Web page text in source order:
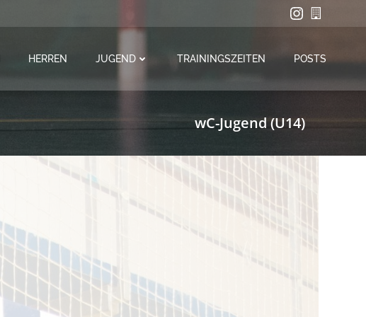
HERREN JUGEND TRAININGSZEITEN POSTS
wC-Jugend (U14)